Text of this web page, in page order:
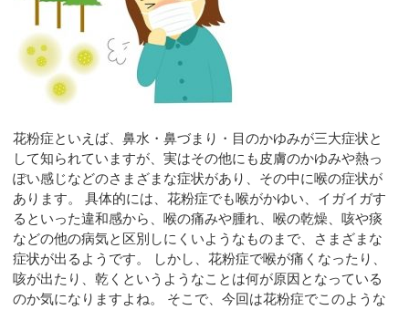
花粉症といえば、鼻水・鼻づまり・目のかゆみが三大症状と
して知られていますが、実はその他にも皮膚のかゆみや熱っ
ぽい感じなどのさまざまな症状があり、その中に喉の症状が
あります。 具体的には、花粉症でも喉がかゆい、イガイガす
るといった違和感から、喉の痛みや腫れ、喉の乾燥、咳や痰
などの他の病気と区別しにくいようなものまで、さまざまな
症状が出るようです。 しかし、花粉症で喉が痛くなったり、
咳が出たり、乾くというようなことは何が原因となっている
のか気になりますよね。 そこで、今回は花粉症でこのような